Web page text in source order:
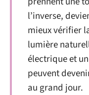
l’inverse,
mieux vérifier
lumière
électrique et
peuvent
au grand jour.